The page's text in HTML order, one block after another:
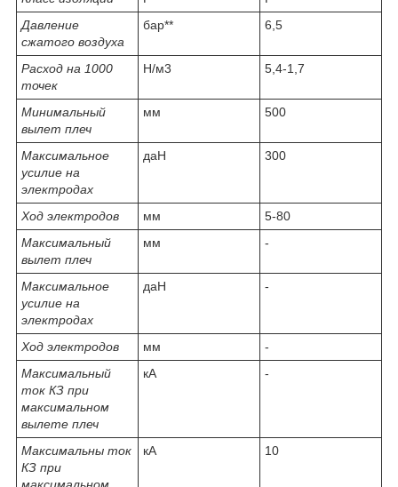
Давление
сжатого воздуха
бар** 6,5
Расход на 1000
точек
Н/м3 5,4-1,7
Минимальный
вылет плеч
мм 500
Максимальное
усилие на
электродах
даН 300
Ход электродов мм
5-80
Максимальный
вылет плеч
мм -
Максимальное
усилие на
электродах
даН -
Ход электродов мм
-
Максимальный
ток КЗ при
максимальном
вылете плеч
кА -
Максимальны ток
КЗ при
максимальном
кА 10